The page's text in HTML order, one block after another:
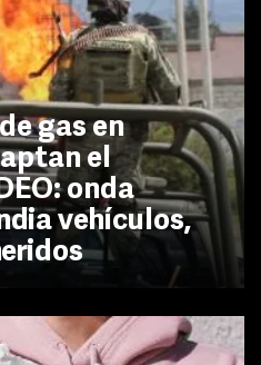
gas en
el
onda
vehículos,